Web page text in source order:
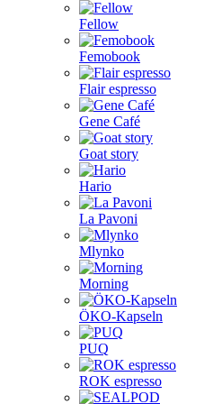
Fellow
Femobook
Flair espresso
Gene Café
Goat story
Hario
La Pavoni
Mlynko
Morning
ÖKO-Kapseln
PUQ
ROK espresso